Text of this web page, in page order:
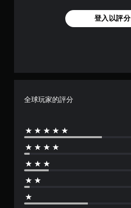
登入以評分
全球玩家的評分